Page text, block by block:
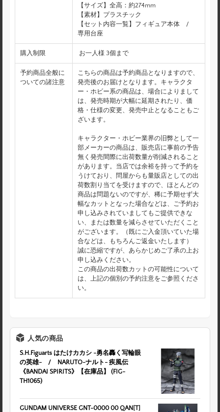
【サイズ】全高：約274mm
【素材】プラスチック
【セット内容一覧】フィギュア本体 /
専用台座
購入制限 お一人様 3個まで
予約商品全般に
ついての諸注意
こちらの商品は予約商品となりますので、
発売後のお届けとなります。キャラクタ
ー・ホビー系の商品は、場合によりまして
は、発売時期が大幅に延期されたり、価
格・仕様の変更、発売中止となることもご
ざいます。
キャラクター・ホビー業界の旧弊として一
部メーカーの商品は、販売店に事前の予告
無く発売間際に出荷数量が削減されること
があります。当店では余裕を持って予約を
うけており、問屋からも量販店としての出
荷数割り当てを受けますので、ほとんどの
商品は問題ないのですが、稀に予期せず大
幅なカットとなった場合などは、ご予約お
申し込みされていましてもご提供できな
い、または数量を減らさせていただくこと
がございます。（既にご入金頂いていた場
合などは、もちろんご返金いたします）
誠に恐縮ですが、あらかじめご了承の上お
申し込みください。
この商品の出荷数カットの可能性について
は、上記の個別の予約注意をご参照くださ
い。
人気の商品
S.H.Figuarts はたけカカシ -勇名轟く写輪眼
の英雄- / NARUTO-ナルト- 疾風伝
《BANDAI SPIRITS》【在庫品】 (FIG-
TH1065)
GUNDAM UNIVERSE GNT-0000 00 QAN[T]